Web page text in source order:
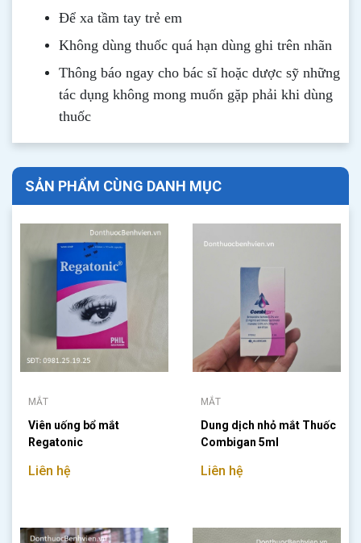
Để xa tầm tay trẻ em
Không dùng thuốc quá hạn dùng ghi trên nhãn
Thông báo ngay cho bác sĩ hoặc dược sỹ những
tác dụng không mong muốn gặp phải khi dùng
thuốc
SẢN PHẨM CÙNG DANH MỤC
MẮT
Viên uống bổ mắt
Regatonic
Liên hệ
MẮT
Dung dịch nhỏ mắt Thuốc
Combigan 5ml
Liên hệ